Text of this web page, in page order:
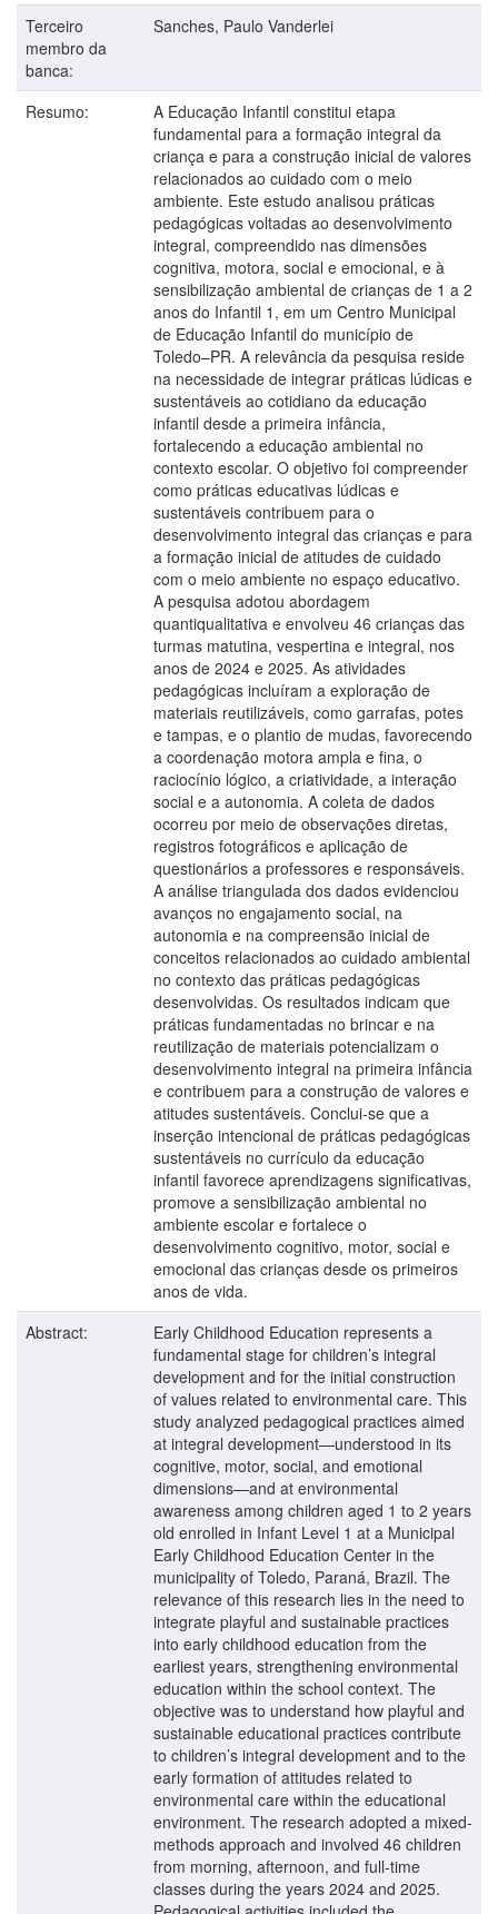
Terceiro
membro da
banca:
Sanches, Paulo Vanderlei
Resumo:
A Educação Infantil constitui etapa
fundamental para a formação integral da
criança e para a construção inicial de valores
relacionados ao cuidado com o meio
ambiente. Este estudo analisou práticas
pedagógicas voltadas ao desenvolvimento
integral, compreendido nas dimensões
cognitiva, motora, social e emocional, e à
sensibilização ambiental de crianças de 1 a 2
anos do Infantil 1, em um Centro Municipal
de Educação Infantil do município de
Toledo–PR. A relevância da pesquisa reside
na necessidade de integrar práticas lúdicas e
sustentáveis ao cotidiano da educação
infantil desde a primeira infância,
fortalecendo a educação ambiental no
contexto escolar. O objetivo foi compreender
como práticas educativas lúdicas e
sustentáveis contribuem para o
desenvolvimento integral das crianças e para
a formação inicial de atitudes de cuidado
com o meio ambiente no espaço educativo.
A pesquisa adotou abordagem
quantiqualitativa e envolveu 46 crianças das
turmas matutina, vespertina e integral, nos
anos de 2024 e 2025. As atividades
pedagógicas incluíram a exploração de
materiais reutilizáveis, como garrafas, potes
e tampas, e o plantio de mudas, favorecendo
a coordenação motora ampla e fina, o
raciocínio lógico, a criatividade, a interação
social e a autonomia. A coleta de dados
ocorreu por meio de observações diretas,
registros fotográficos e aplicação de
questionários a professores e responsáveis.
A análise triangulada dos dados evidenciou
avanços no engajamento social, na
autonomia e na compreensão inicial de
conceitos relacionados ao cuidado ambiental
no contexto das práticas pedagógicas
desenvolvidas. Os resultados indicam que
práticas fundamentadas no brincar e na
reutilização de materiais potencializam o
desenvolvimento integral na primeira infância
e contribuem para a construção de valores e
atitudes sustentáveis. Conclui-se que a
inserção intencional de práticas pedagógicas
sustentáveis no currículo da educação
infantil favorece aprendizagens significativas,
promove a sensibilização ambiental no
ambiente escolar e fortalece o
desenvolvimento cognitivo, motor, social e
emocional das crianças desde os primeiros
anos de vida.
Abstract:
Early Childhood Education represents a
fundamental stage for children’s integral
development and for the initial construction
of values related to environmental care. This
study analyzed pedagogical practices aimed
at integral development—understood in its
cognitive, motor, social, and emotional
dimensions—and at environmental
awareness among children aged 1 to 2 years
old enrolled in Infant Level 1 at a Municipal
Early Childhood Education Center in the
municipality of Toledo, Paraná, Brazil. The
relevance of this research lies in the need to
integrate playful and sustainable practices
into early childhood education from the
earliest years, strengthening environmental
education within the school context. The
objective was to understand how playful and
sustainable educational practices contribute
to children’s integral development and to the
early formation of attitudes related to
environmental care within the educational
environment. The research adopted a mixed-
methods approach and involved 46 children
from morning, afternoon, and full-time
classes during the years 2024 and 2025.